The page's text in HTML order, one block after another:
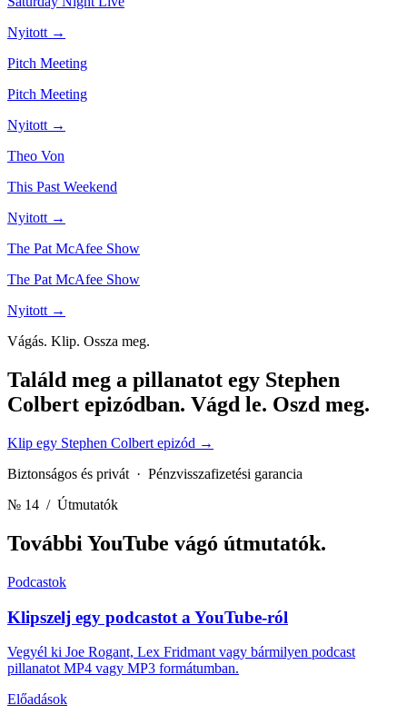
Nyitott →
Pitch Meeting
Pitch Meeting
Nyitott →
Theo Von
This Past Weekend
Nyitott →
The Pat McAfee Show
The Pat McAfee Show
Nyitott →
Vágás. Klip. Ossza meg.
Találd meg a pillanatot egy Stephen
Colbert epizódban. Vágd le. Oszd meg.
Klip egy Stephen Colbert epizód →
Biztonságos és privát · Pénzvisszafizetési garancia
№ 14 / Útmutatók
További YouTube vágó útmutatók.
Podcastok
Klipszelj egy podcastot a YouTube-ról
Vegyél ki Joe Rogant, Lex Fridmant vagy bármilyen podcast
pillanatot MP4 vagy MP3 formátumban.
Előadások